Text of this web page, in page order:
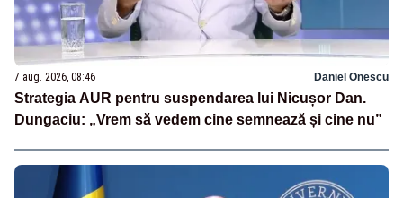
7 aug. 2026, 08:46 Daniel Onescu
Strategia AUR pentru suspendarea lui Nicușor Dan.
Dungaciu: „Vrem să vedem cine semnează și cine nu”